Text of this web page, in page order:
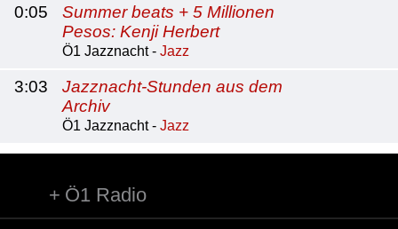
0:05
Summer beats + 5 Millionen
Pesos: Kenji Herbert
Ö1 Jazznacht - Jazz
3:03
Jazznacht-Stunden aus dem
Archiv
Ö1 Jazznacht - Jazz
Ö1 Radio